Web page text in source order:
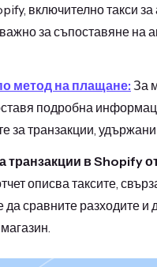
включително такси
за съпоставяне
метод на плащане: За
подробна
за транзакции,
транзакции в Shopify
описва таксите,
сравните разходите